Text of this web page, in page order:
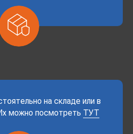
на складе или в
можно посмотреть ТУТ